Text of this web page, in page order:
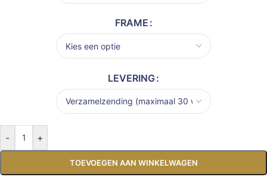
FRAME
LEVERING
- +
TOEVOEGEN AAN WINKELWAGEN